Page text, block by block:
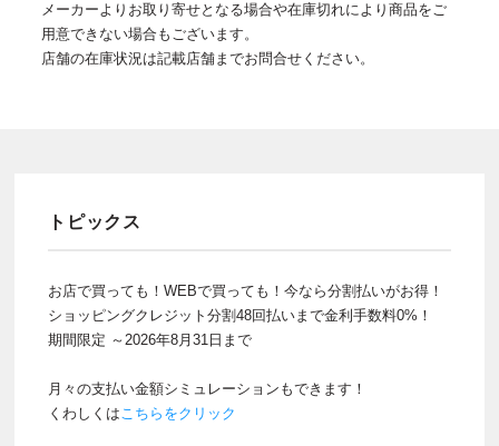
メーカーよりお取り寄せとなる場合や在庫切れにより商品をご
用意できない場合もございます。
店舗の在庫状況は記載店舗までお問合せください。
トピックス
お店で買っても！WEBで買っても！今なら分割払いがお得！
ショッピングクレジット分割48回払いまで金利手数料0%！
期間限定 ～2026年8月31日まで
月々の支払い金額シミュレーションもできます！
くわしくはこちらをクリック